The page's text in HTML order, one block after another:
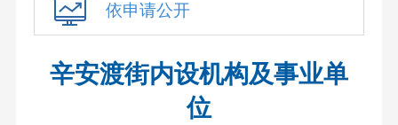
依申请公开
辛安渡街内设机构及事业单
位